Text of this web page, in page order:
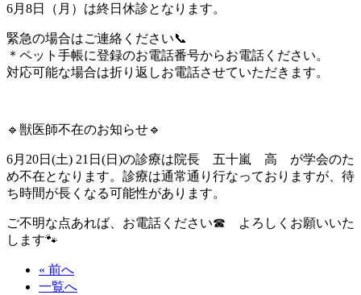
6月8日（月）は終日休診となります。
緊急の場合はご連絡ください📞
＊ペット手帳に登録のお電話番号からお電話ください。
対応可能な場合は折り返しお電話させていただきます。
🔹獣医師不在のお知らせ🔹
6月20日(土) 21日(日)の診療は院長 五十嵐 高 が学会のた
め不在となります。診療は通常通り行なっておりますが、待
ち時間が長くなる可能性があります。
ご不明な点あれば、お電話ください☎ よろしくお願いいた
します🐾
« 前へ
一覧へ